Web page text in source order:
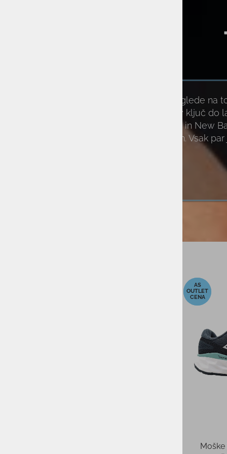
Ne glede na
obutev ključ do
Brooks in New
dizajn. Vsak
-40%